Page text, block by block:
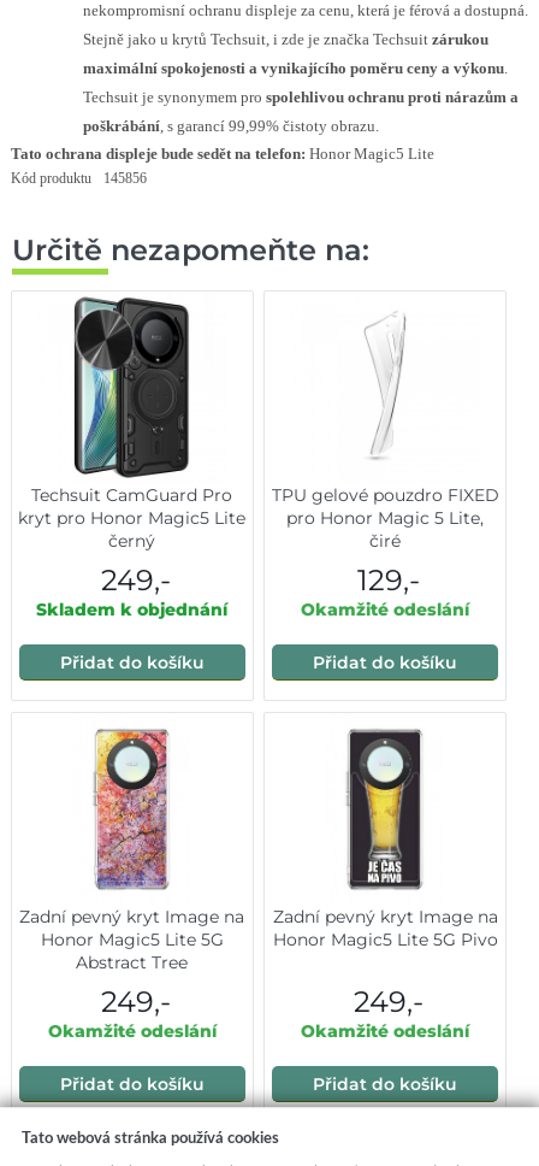
nekompromisní ochranu displeje za cenu, která je férová a dostupná.
Stejně jako u krytů Techsuit, i zde je značka Techsuit zárukou
maximální spokojenosti a vynikajícího poměru ceny a výkonu.
Techsuit je synonymem pro spolehlivou ochranu proti nárazům a
poškrábání, s garancí 99,99% čistoty obrazu.
Tato ochrana displeje bude sedět na telefon: Honor Magic5 Lite
Kód produktu 145856
Určitě nezapomeňte na:
Techsuit CamGuard Pro
kryt pro Honor Magic5 Lite
černý
249,-
Skladem k objednání
Přidat do košíku
TPU gelové pouzdro FIXED
pro Honor Magic 5 Lite,
čiré
129,-
Okamžité odeslání
Přidat do košíku
Zadní pevný kryt Image na
Honor Magic5 Lite 5G
Abstract Tree
249,-
Okamžité odeslání
Přidat do košíku
Zadní pevný kryt Image na
Honor Magic5 Lite 5G Pivo
249,-
Okamžité odeslání
Přidat do košíku
Tato webová stránka používá cookies